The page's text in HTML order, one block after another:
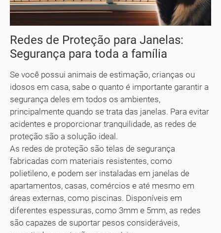
Redes de Proteção para Janelas:
Segurança para toda a família
Se você possui animais de estimação, crianças ou
idosos em casa, sabe o quanto é importante garantir a
segurança deles em todos os ambientes,
principalmente quando se trata das janelas. Para evitar
acidentes e proporcionar tranquilidade, as redes de
proteção são a solução ideal.
As redes de proteção são telas de segurança
fabricadas com materiais resistentes, como
polietileno, e podem ser instaladas em janelas de
apartamentos, casas, comércios e até mesmo em
áreas externas, como piscinas. Disponíveis em
diferentes espessuras, como 3mm e 5mm, as redes
são capazes de suportar pesos consideráveis,